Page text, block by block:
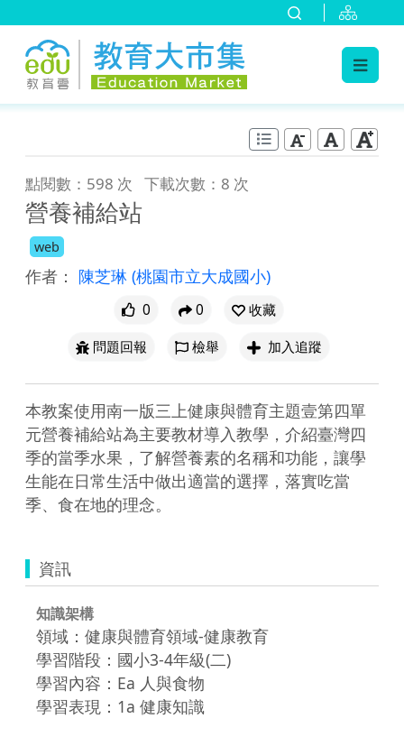
點閱數：598 次 下載次數：8 次
營養補給站
web
作者： 陳芝琳 (桃園市立大成國小)
0 0
收藏
問題回報
檢舉 加入追蹤
本教案使用南一版三上健康與體育主題壹第四單
元營養補給站為主要教材導入教學，介紹臺灣四
季的當季水果，了解營養素的名稱和功能，讓學
生能在日常生活中做出適當的選擇，落實吃當
季、食在地的理念。
資訊
知識架構
領域：健康與體育領域-健康教育
學習階段：國小3-4年級(二)
學習內容：Ea 人與食物
學習表現：1a 健康知識